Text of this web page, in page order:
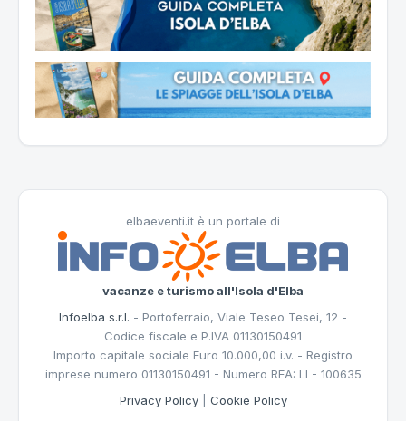
elbaeventi.it è un portale di
vacanze e turismo all'Isola d'Elba
Infoelba s.r.l. - Portoferraio, Viale Teseo Tesei, 12 -
Codice fiscale e P.IVA 01130150491
Importo capitale sociale Euro 10.000,00 i.v. - Registro
imprese numero 01130150491 - Numero REA: LI - 100635
Privacy Policy| Cookie Policy